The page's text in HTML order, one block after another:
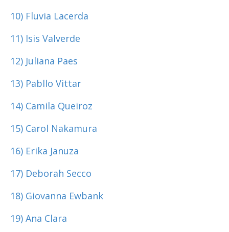
10) Fluvia Lacerda
11) Isis Valverde
12) Juliana Paes
13) Pabllo Vittar
14) Camila Queiroz
15) Carol Nakamura
16) Erika Januza
17) Deborah Secco
18) Giovanna Ewbank
19) Ana Clara